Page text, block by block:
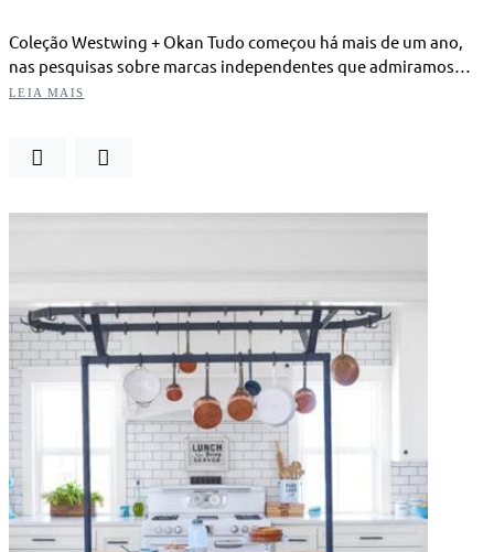
Coleção Westwing + Okan Tudo começou há mais de um ano,
nas pesquisas sobre marcas independentes que admiramos…
LEIA MAIS